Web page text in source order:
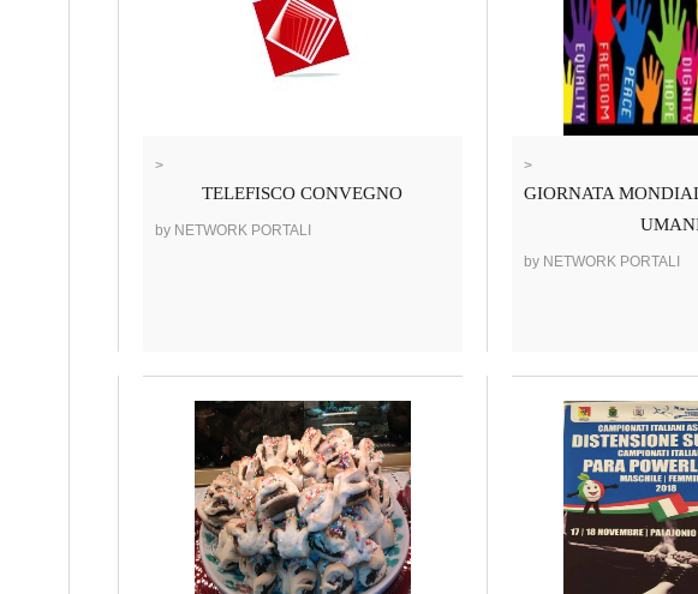
>
TELEFISCO CONVEGNO
by NETWORK PORTALI
>
GIORNATA
by NETWORK PORTALI